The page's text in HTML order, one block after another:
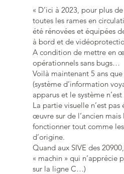
« D’ici à 2023, pour plus
toutes les rames en
été rénovées et équipées
à bord et de
A condition de mettre en
opérationnels sans bugs…
Voilà maintenant 5 ans que
(système d’information
apparus et le système
La partie visuelle n’est
œuvre sur de l’ancien
fonctionner tout comme
d’origine.
Quand aux SIVE des
« machin » qui n’apprécie
sur la ligne C…)